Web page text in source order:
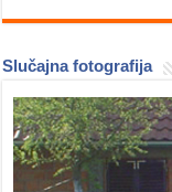
Slučajna fotografija